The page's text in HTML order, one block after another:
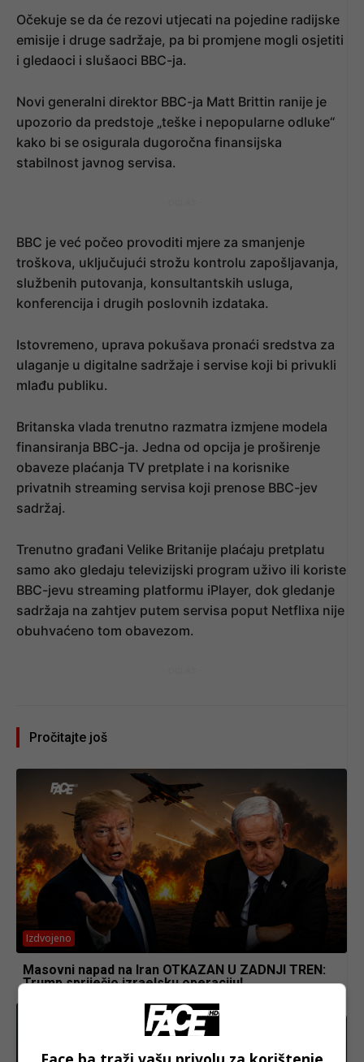
Očekuje se da će rezovi utjecati na pojedine radijske
emisije i druge sadržaje, pa bi promjene mogli osjetiti
i gledaoci i slušaoci BBC-ja.
Novi generalni direktor BBC-ja Matt Brittin ranije je
upozorio da predstoje „teške i nepopularne odluke“
kako bi se osigurala dugoročna finansijska
stabilnost javnog servisa.
BBC je već počeo provoditi mjere za smanjenje
troškova, uključujući strožu kontrolu zapošljavanja,
službenih putovanja, konsultantskih usluga,
konferencija i drugih poslovnih izdataka.
Istovremeno, uprava pokušava pronaći sredstva za
ulaganje u digitalne sadržaje i servise koji bi privukli
mlađu publiku.
Britanska vlada trenutno razmatra izmjene modela
finansiranja BBC-ja. Jedna od opcija je proširenje
obaveze plaćanja TV pretplate i na korisnike
privatnih streaming servisa koji prenose BBC-jev
sadržaj.
Trenutno građani Velike Britanije plaćaju pretplatu
samo ako gledaju televizijski program uživo ili koriste
BBC-jevu streaming platformu iPlayer, dok gledanje
sadržaja na zahtjev putem servisa poput Netflixa nije
obuhvaćeno tom obavezom.
Pročitajte još
Izdvojeno
Masovni napad na Iran OTKAZAN U ZADNJI TREN:
Trump spriječio izraelsku operaciju!